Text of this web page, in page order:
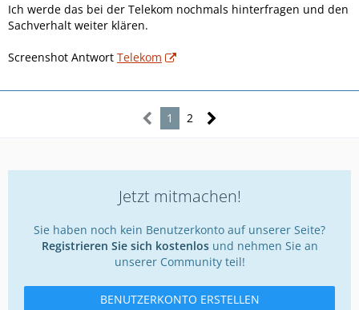
Ich werde das bei der Telekom nochmals hinterfragen und den
Sachverhalt weiter klären.
Screenshot Antwort Telekom
1 2
Jetzt mitmachen!
Sie haben noch kein Benutzerkonto auf unserer Seite?
Registrieren Sie sich kostenlosund nehmen Sie an
unserer Community teil!
BENUTZERKONTO ERSTELLEN